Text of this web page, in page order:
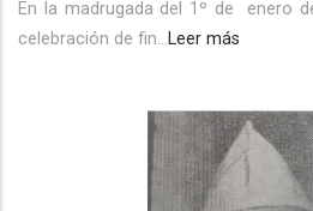
En la madrugada del 1º de
enero
celebración de fin...Leer más